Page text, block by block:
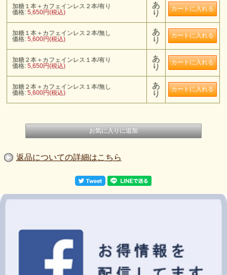
加糖１本＋カフェインレス２本/有り
価格:5,650円(税込)
あ
り
加糖１本＋カフェインレス２本/無し
価格:5,600円(税込)
あ
り
加糖２本＋カフェインレス１本/有り
価格:5,650円(税込)
あ
り
加糖２本＋カフェインレス１本/無し
価格:5,600円(税込)
あ
り
返品についての詳細はこちら